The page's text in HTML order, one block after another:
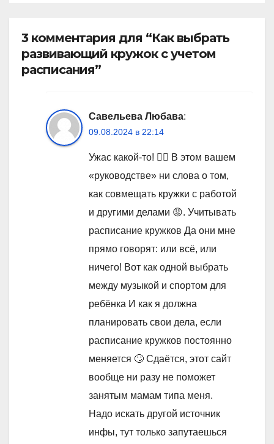
3 комментария для “Как выбрать
развивающий кружок с учетом
расписания”
Савельева Любава:
09.08.2024 в 22:14
Ужас какой-то! 🤦‍♀️ В этом вашем
«руководстве» ни слова о том,
как совмещать кружки с работой
и другими делами 😡. Учитывать
расписание кружков Да они мне
прямо говорят: или всё, или
ничего! Вот как одной выбрать
между музыкой и спортом для
ребёнка И как я должна
планировать свои дела, если
расписание кружков постоянно
меняется 🙄 Сдаётся, этот сайт
вообще ни разу не поможет
занятым мамам типа меня.
Надо искать другой источник
инфы, тут только запутаешься